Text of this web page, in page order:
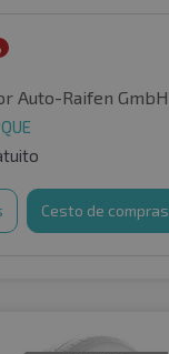
Auto-Raifen GmbH
Cesto de compras